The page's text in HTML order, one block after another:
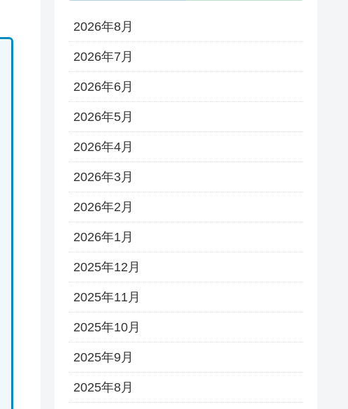
2026年8月
2026年7月
2026年6月
2026年5月
2026年4月
2026年3月
2026年2月
2026年1月
2025年12月
2025年11月
2025年10月
2025年9月
2025年8月